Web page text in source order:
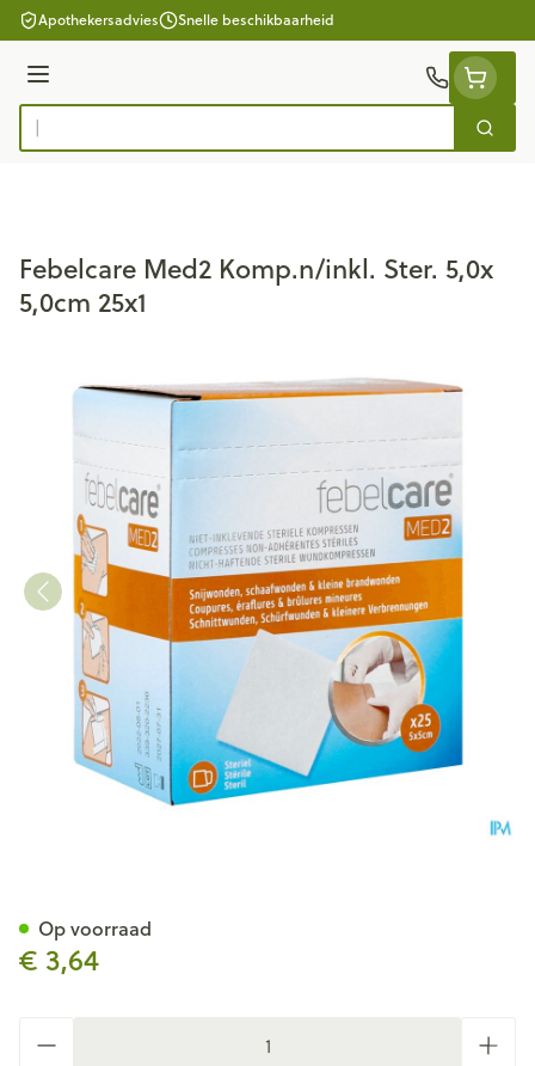
Ga naar de inhoud
Apothekersadvies Snelle beschikbaarheid
Menu
Product, merk, categorie... Zoek
Febelcare Med2 Komp.n/inkl. Ster. 5,0x
5,0cm 25x1
€ 3,64
Op voorraad